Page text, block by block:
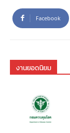
Facebook
งานยอดนิยม